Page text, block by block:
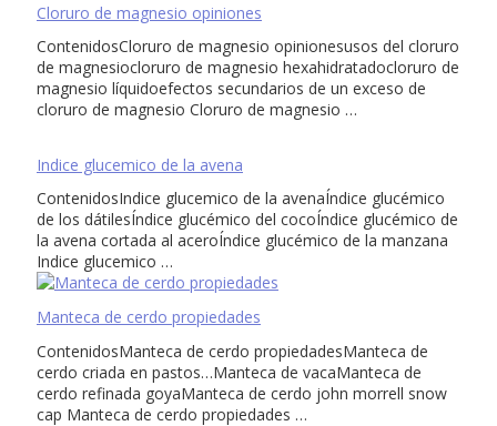
Cloruro de magnesio opiniones
ContenidosCloruro de magnesio opinionesusos del cloruro
de magnesiocloruro de magnesio hexahidratadocloruro de
magnesio líquidoefectos secundarios de un exceso de
cloruro de magnesio Cloruro de magnesio …
Indice glucemico de la avena
ContenidosIndice glucemico de la avenaÍndice glucémico
de los dátilesÍndice glucémico del cocoÍndice glucémico de
la avena cortada al aceroÍndice glucémico de la manzana
Indice glucemico …
Manteca de cerdo propiedades
ContenidosManteca de cerdo propiedadesManteca de
cerdo criada en pastos…Manteca de vacaManteca de
cerdo refinada goyaManteca de cerdo john morrell snow
cap Manteca de cerdo propiedades …